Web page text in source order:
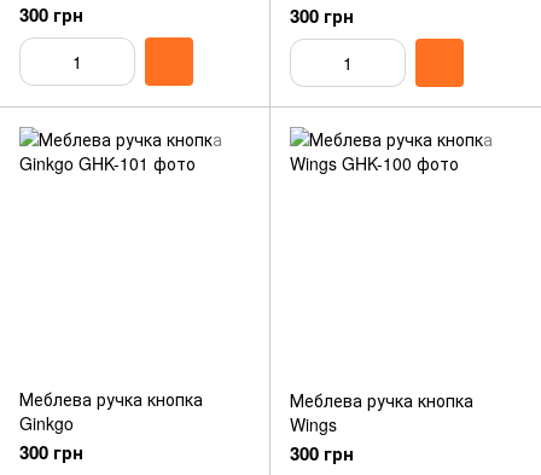
300 грн 300 грн
Меблева ручка кнопка
Ginkgo
300 грн
Меблева ручка кнопка
Wings
300 грн